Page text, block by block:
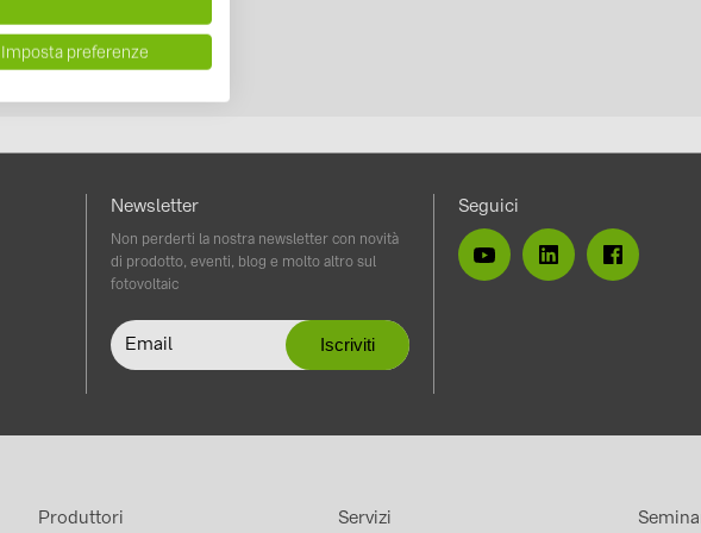
Newsletter
Non perderti la nostra newsletter con novità
di prodotto, eventi, blog e molto altro sul
fotovoltaic
Seguici
Produttori Servizi
Imposta preferenze